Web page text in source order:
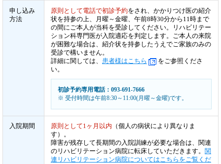
申し込み
方法
原則として電話で初診予約をされ、かかりつけ医の紹介
状を持参の上、月曜～金曜、午前8時30分から11時まで
の間にご本人が当科を受診してください。リハビリテー
ション科専門医が入院適応を判定します。ご本人の来院
が困難な場合は、紹介状を持参したうえでご家族のみの
受診で構いません。
詳細に関しては、 患者様はこちら
をご参照くださ
い。
初診予約専用電話：093-691-7666
※ 受付時間は午前8:30～11:00(月曜～金曜)です。
入院期間 原則として1ヶ月以内 （個人の病状により異なりま
す）。
障害が残存して長期間の入院訓練が必要な場合は、関連
のリハビリテーション病院に転床していただきます。 関
連リハビリテーション病院についてはこちらをご覧くだ